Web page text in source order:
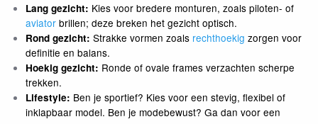
Montana Eyewear
Noci Eyewear
Polaroid
Read Eyewear
Refocus
MODEL
Lang gezicht: Kies voor bredere monturen, zoals piloten- of
aviator brillen; deze breken het gezicht optisch.
Rond gezicht: Strakke vormen zoals rechthoekig zorgen voor
definitie en balans.
Hoekig gezicht: Ronde of ovale frames verzachten scherpe
trekken.
Lifestyle: Ben je sportief? Kies voor een stevig, flexibel of
inklapbaar model. Ben je modebewust? Ga dan voor een